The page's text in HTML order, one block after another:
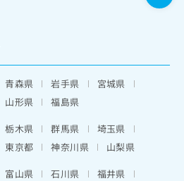
青森県 岩手県
宮城県
山形県
福島県
栃木県 群馬県
埼玉県
東京都 神奈川県
山梨県
富山県 石川県
福井県